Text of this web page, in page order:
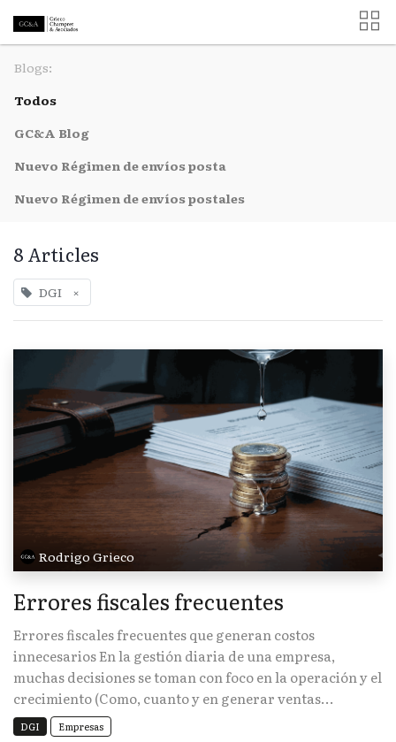
Blogs:
Todos
GC&A Blog
Nuevo Régimen de envíos posta
Nuevo Régimen de envíos postales
8 Articles
DGI ×
Rodrigo Grieco
Errores fiscales frecuentes
Errores fiscales frecuentes que generan costos
innecesarios En la gestión diaria de una empresa,
muchas decisiones se toman con foco en la operación y el
crecimiento (Como, cuanto y en generar ventas...
DGI Empresas